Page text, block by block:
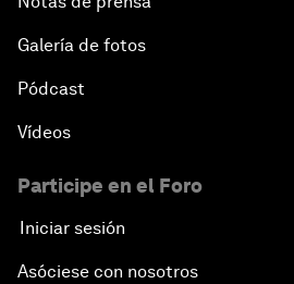
Galería de fotos
Pódcast
Vídeos
Participe en el Foro
Iniciar sesión
Asóciese con nosotros